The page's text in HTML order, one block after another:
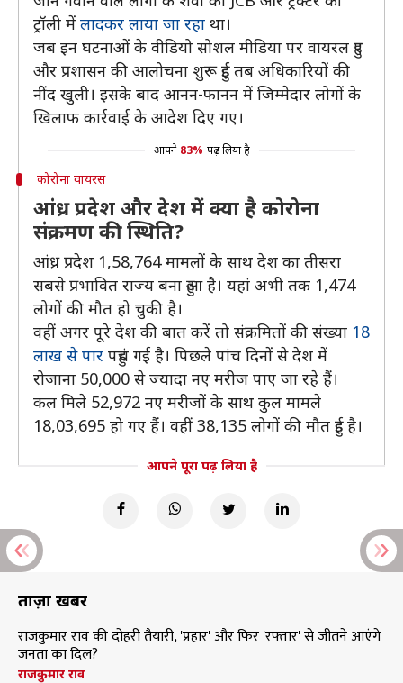
ट्रॉली में लादकर लाया जा रहा था।
जब इन घटनाओं के वीडियो सोशल मीडिया पर वायरल हुए
और प्रशासन की आलोचना शुरू हुई तब अधिकारियों की
नींद खुली। इसके बाद आनन-फानन में जिम्मेदार लोगों के
खिलाफ कार्रवाई के आदेश दिए गए।
आपने 83% पढ़ लिया है
कोरोना वायरस
आंध्र प्रदेश और देश में क्या है कोरोना
संक्रमण की स्थिति?
आंध्र प्रदेश 1,58,764 मामलों के साथ देश का तीसरा
सबसे प्रभावित राज्य बना हुआ है। यहां अभी तक 1,474
लोगों की मौत हो चुकी है।
वहीं अगर पूरे देश की बात करें तो संक्रमितों की संख्या 18
लाख से पार पहुंच गई है। पिछले पांच दिनों से देश में
रोजाना 50,000 से ज्यादा नए मरीज पाए जा रहे हैं।
कल मिले 52,972 नए मरीजों के साथ कुल मामले
18,03,695 हो गए हैं। वहीं 38,135 लोगों की मौत हुई है।
आपने पूरा पढ़ लिया है
ताज़ा खबरें
राजकुमार राव की दोहरी तैयारी, 'प्रहार' और फिर 'रफ्तार' से जीतने आएंगे
जनता का दिल?
राजकुमार राव